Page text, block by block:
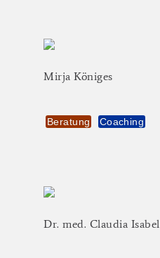
Mirja Königes
Beratung Coaching
Dr. med. Claudia Isabel